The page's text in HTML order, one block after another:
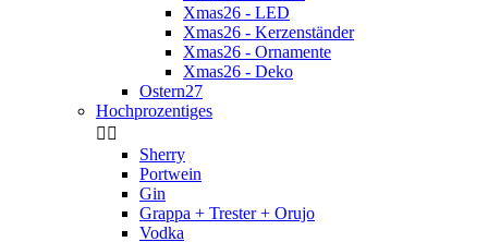
Xmas26 - LED
Xmas26 - Kerzenständer
Xmas26 - Ornamente
Xmas26 - Deko
Ostern27
Hochprozentiges
 
Sherry
Portwein
Gin
Grappa + Trester + Orujo
Vodka